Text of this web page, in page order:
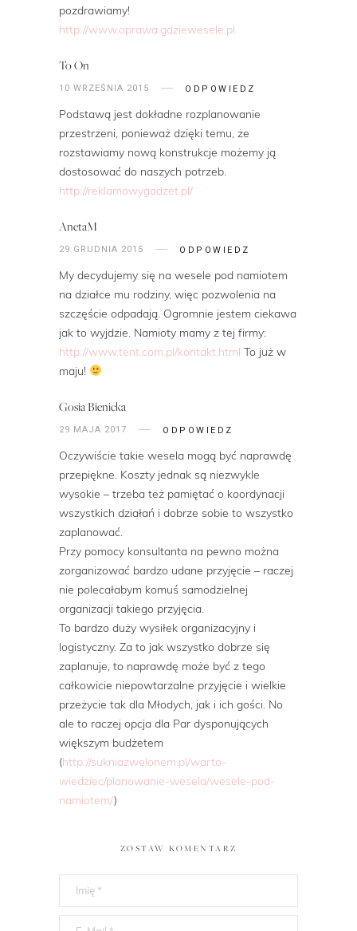
pozdrawiamy!
http://www.oprawa.gdziewesele.pl
To On
10 WRZEŚNIA 2015 ODPOWIEDZ
Podstawą jest dokładne rozplanowanie
przestrzeni, ponieważ dzięki temu, że
rozstawiamy nową konstrukcje możemy ją
dostosować do naszych potrzeb.
http://reklamowygadzet.pl/
AnetaM
29 GRUDNIA 2015 ODPOWIEDZ
My decydujemy się na wesele pod namiotem
na działce mu rodziny, więc pozwolenia na
szczęście odpadają. Ogromnie jestem ciekawa
jak to wyjdzie. Namioty mamy z tej firmy:
http://www.tent.com.pl/kontakt.html To już w
maju!
Gosia Bienicka
29 MAJA 2017 ODPOWIEDZ
Oczywiście takie wesela mogą być naprawdę
przepiękne. Koszty jednak są niezwykle
wysokie – trzeba też pamiętać o koordynacji
wszystkich działań i dobrze sobie to wszystko
zaplanować.
Przy pomocy konsultanta na pewno można
zorganizować bardzo udane przyjęcie – raczej
nie polecałabym komuś samodzielnej
organizacji takiego przyjęcia.
To bardzo duży wysiłek organizacyjny i
logistyczny. Za to jak wszystko dobrze się
zaplanuje, to naprawdę może być z tego
całkowicie niepowtarzalne przyjęcie i wielkie
przeżycie tak dla Młodych, jak i ich gości. No
ale to raczej opcja dla Par dysponujących
większym budżetem
(http://sukniazwelonem.pl/warto-
wiedziec/planowanie-wesela/wesele-pod-
namiotem/)
ZOSTAW KOMENTARZ